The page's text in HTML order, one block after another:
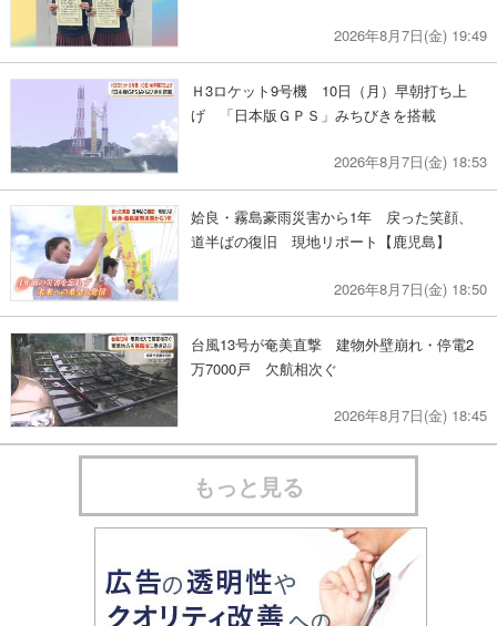
2026年8月7日(金) 19:49
Ｈ3ロケット9号機 10日（月）早朝打ち上
げ 「日本版ＧＰＳ」みちびきを搭載
2026年8月7日(金) 18:53
姶良・霧島豪雨災害から1年 戻った笑顔、
道半ばの復旧 現地リポート【鹿児島】
2026年8月7日(金) 18:50
台風13号が奄美直撃 建物外壁崩れ・停電2
万7000戸 欠航相次ぐ
2026年8月7日(金) 18:45
もっと見る